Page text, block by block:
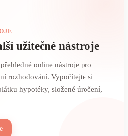
užitečné nástroje
online nástroje pro
rozhodování. Vypočítejte si
hypotéky, složené úročení,